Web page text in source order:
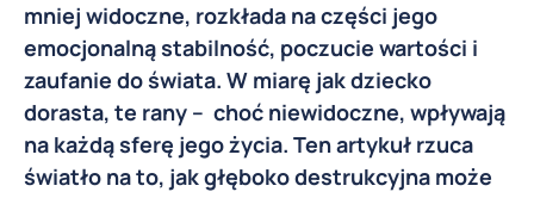
mniej widoczne, rozkłada na części jego
emocjonalną stabilność, poczucie wartości i
zaufanie do świata. W miarę jak dziecko
dorasta, te rany – choć niewidoczne, wpływają
na każdą sferę jego życia. Ten artykuł rzuca
światło na to, jak głęboko destrukcyjna może